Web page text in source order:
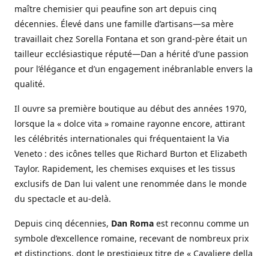
maître chemisier qui peaufine son art depuis cinq
décennies. Élevé dans une famille d’artisans—sa mère
travaillait chez Sorella Fontana et son grand-père était un
tailleur ecclésiastique réputé—Dan a hérité d’une passion
pour l’élégance et d’un engagement inébranlable envers la
qualité.
Il ouvre sa première boutique au début des années 1970,
lorsque la « dolce vita » romaine rayonne encore, attirant
les célébrités internationales qui fréquentaient la Via
Veneto : des icônes telles que Richard Burton et Elizabeth
Taylor. Rapidement, les chemises exquises et les tissus
exclusifs de Dan lui valent une renommée dans le monde
du spectacle et au-delà.
Depuis cinq décennies, Dan Roma est reconnu comme un
symbole d’excellence romaine, recevant de nombreux prix
et distinctions, dont le prestigieux titre de « Cavaliere della